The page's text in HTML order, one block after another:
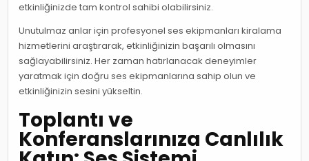
etkinliğinizde tam kontrol sahibi olabilirsiniz.
Unutulmaz anlar için profesyonel ses ekipmanları kiralama
hizmetlerini araştırarak, etkinliğinizin başarılı olmasını
sağlayabilirsiniz. Her zaman hatırlanacak deneyimler
yaratmak için doğru ses ekipmanlarına sahip olun ve
etkinliğinizin sesini yükseltin.
Toplantı ve
Konferanslarınıza Canlılık